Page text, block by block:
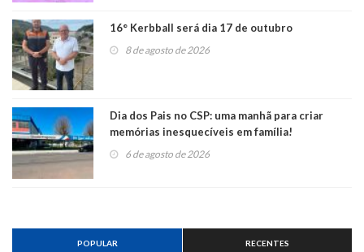
16° Kerbball será dia 17 de outubro
8 de agosto de 2026
Dia dos Pais no CSP: uma manhã para criar
memórias inesquecíveis em família!
6 de agosto de 2026
POPULAR RECENTES